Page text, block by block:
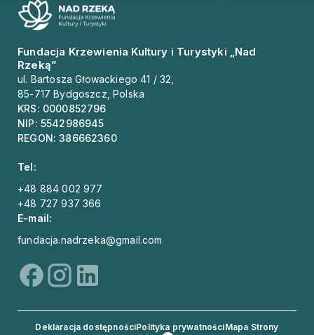
Fundacja Krzewienia Kultury i Turystyki „Nad
Rzeką”
ul. Bartosza Głowackiego 41 / 32,
85-717 Bydgoszcz, Polska
KRS: 0000852796
NIP: 5542986945
REGON: 386662360
Tel:
+48 884 002 977
+48 727 937 366
E-mail:
fundacja.nadrzeka@gmail.com
Deklaracja dostępnościPolityka prywatnościMapa Strony